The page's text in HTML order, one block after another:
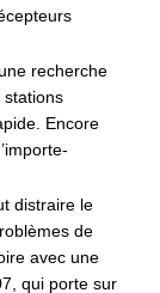
recherche
stations
Encore
distraire le
de
avec une
qui porte sur